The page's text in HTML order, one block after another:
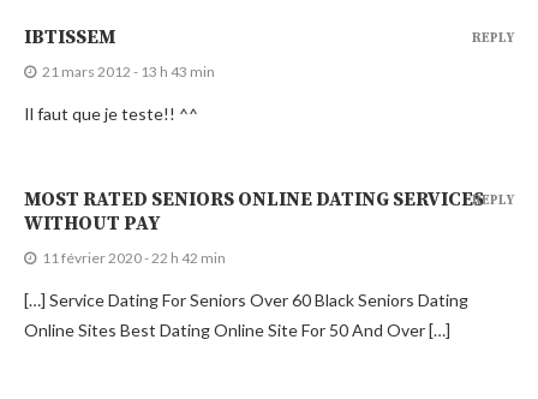
IBTISSEM
21 mars 2012 - 13 h 43 min
Il faut que je teste!! ^^
REPLY
MOST RATED SENIORS ONLINE DATING SERVICES
WITHOUT PAY
11 février 2020 - 22 h 42 min
[…] Service Dating For Seniors Over 60 Black Seniors Dating
Online Sites Best Dating Online Site For 50 And Over […]
REPLY